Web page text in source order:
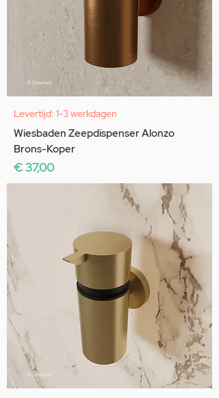
Levertijd: 1-3 werkdagen
Wiesbaden Zeepdispenser Alonzo
Brons-Koper
Prijs
€ 37,00